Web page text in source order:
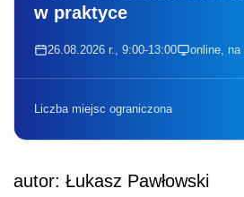
w praktyce
26.08.2026 r., 9:00-13:00 online, na
Liczba miejsc ograniczona
autor: Łukasz Pawłowski